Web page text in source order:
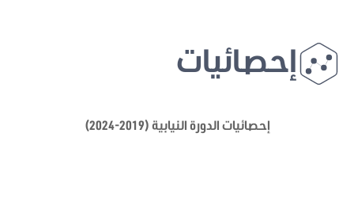
إحصائيات
إحصائيات الدورة النيابية (2019-2024)